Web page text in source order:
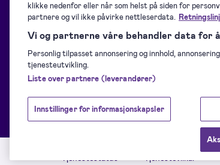
Dokobit-portalen er drevet av
identitet og en QTSP som oppfyller
klikke nedenfor eller når som helst på siden for
partnere og vil ikke påvirke nettleserdata.
Vi og partnerne våre behandler data for
Personlig tilpasset annonsering og innhold,
tjenesteutvikling.
Liste over partnere (leverandører)
Innstillinger for informasjonskapsler